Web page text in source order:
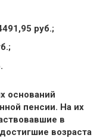
руб.;
оснований
пенсии. На их
в
возраста